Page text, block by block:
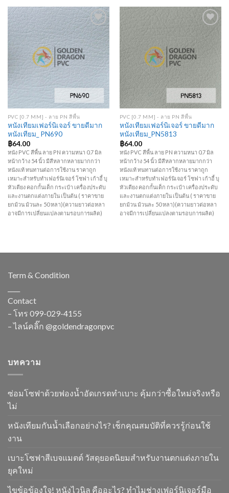
Add to
Wishlist
PVC [0.7 MM] - ลาย PN สีพื้น
หนังเทียมเฟอร์นิเจอร์ ขายดีมาก
หนังเทียม_ PN690
฿64.00
หนัง PVC สีพื้น ลาย PN ความหนา 0.7 มิล
หน้ากว้าง 54 นิ้ว มีสีหลากหลายมากกว่า
หนังแท้ ทนทานต่อการใช้งาน ราคาถูก
เหมาะสำหรับทำเฟอร์นิเจอร์ โซฟา เก้าอี้ บุ
หัวเตียง คอกกั้นเด็ก กระเป๋า เครื่องประดับ
และงานตกแต่งภายใน เป็นต้น ( ราคาขาย
ยกม้วน ม้วนละ 50 หลา)(ความยาวต่อหลา
อาจมีการเปลี่ยนแปลงตามรอบการผลิต)
Add to
Wishlist
PVC [0.7 MM] - ลาย PN สีพื้น
หนังเทียมเฟอร์นิเจอร์ ขายดีมาก
หนังเทียม_PN5813
฿64.00
หนัง PVC สีพื้น ลาย PN ความหนา 0.7 มิล
หน้ากว้าง 54 นิ้ว มีสีหลากหลายมากกว่า
หนังแท้ ทนทานต่อการใช้งาน ราคาถูก
เหมาะสำหรับทำเฟอร์นิเจอร์ โซฟา เก้าอี้ บุ
หัวเตียง คอกกั้นเด็ก กระเป๋า เครื่องประดับ
และงานตกแต่งภายใน เป็นต้น ( ราคาขาย
ยกม้วน ม้วนละ 50 หลา)(ความยาวต่อหลา
อาจมีการเปลี่ยนแปลงตามรอบการผลิต)
Term & Condition
Contact
– โทร 099-029-4155
– ไลน์คลิ๊ก @goldendragonpvc
บทความ
ซ่อมโซฟาด้วยฟองน้ำอัดเกรดทำเบาะ คุ้มกว่าซื้อใหม่จริงหรือ
ไม่
หนังเทียมกันน้ำเลือกอย่างไร? เช็กคุณสมบัติที่ควรรู้ก่อนใช้
งาน
เบาะโซฟาสีเบจแมตต์ วัสดุยอดนิยมสำหรับงานตกแต่งภายใน
ยุคใหม่
ไขข้อข้องใจ! หนังไวนิล คืออะไร? ทำไมช่างเฟอร์นิเจอร์มือ